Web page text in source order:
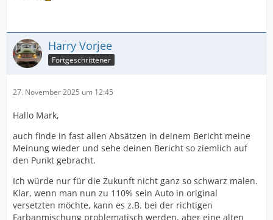
Harry Vorjee
Fortgeschrittener
27. November 2025 um 12:45
Hallo Mark,
auch finde in fast allen Absätzen in deinem Bericht meine
Meinung wieder und sehe deinen Bericht so ziemlich auf
den Punkt gebracht.
Ich würde nur für die Zukunft nicht ganz so schwarz malen.
Klar, wenn man nun zu 110% sein Auto in original
versetzten möchte, kann es z.B. bei der richtigen
Farbanmischung problematisch werden, aber eine alten